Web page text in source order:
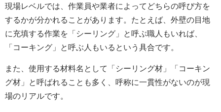
現場レベルでは、作業員や業者によってどちらの呼び方を
するかが分かれることがあります。たとえば、外壁の目地
に充填する作業を「シーリング」と呼ぶ職人もいれば、
「コーキング」と呼ぶ人もいるという具合です。
また、使用する材料名として「シーリング材」「コーキン
グ材」と呼ばれることも多く、呼称に一貫性がないのが現
場のリアルです。